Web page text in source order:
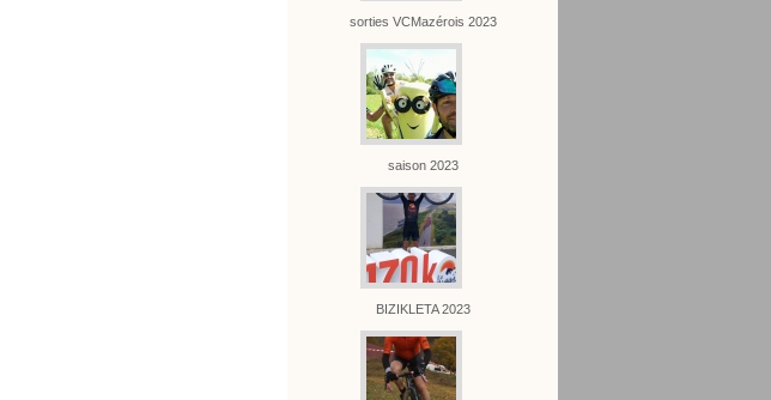
sorties VCMazérois 2023
saison 2023
BIZIKLETA 2023